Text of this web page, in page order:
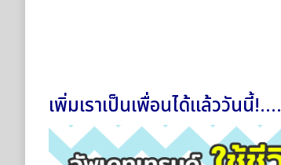
เพิ่มเราเป็นเพื่อนได้แล้ววันนี้!....